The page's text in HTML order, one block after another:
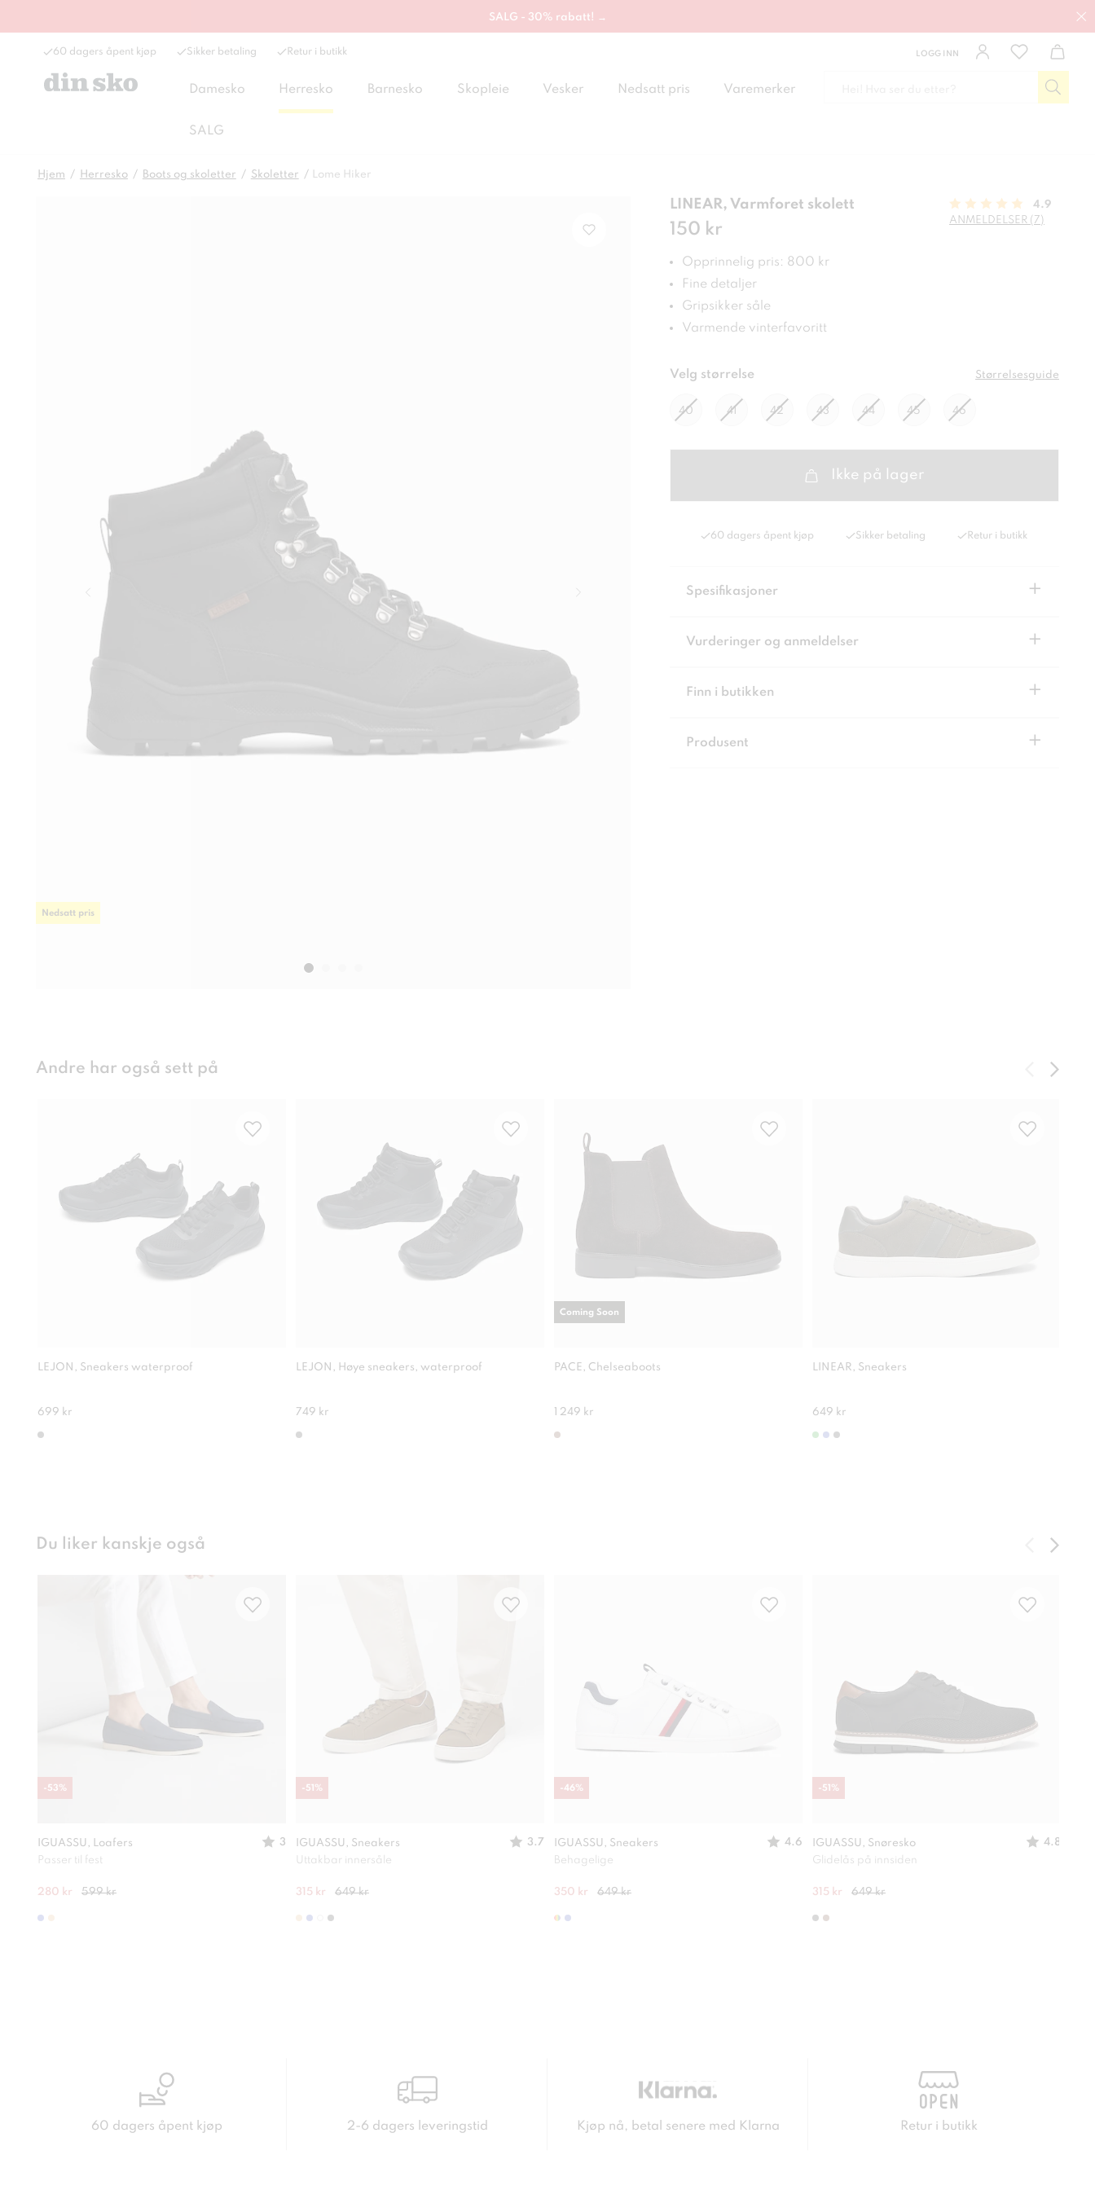
SALG - 30% rabatt! →
60 dagers åpent kjøp Sikker betaling Retur i butikk LOGG INN
Damesko Herresko Barnesko Skopleie Vesker Nedsatt pris Varemerker
SALG
Hjem Herresko Boots og skoletter Skoletter Lome Hiker
Nedsatt pris
LINEAR, Varmforet skolett
Pris: 150 kr
150 kr
4.9
ANMELDELSER (7)
Opprinnelig pris: 800 kr
Fine detaljer
Gripsikker såle
Varmende vinterfavoritt
Velg størrelse Størrelsesguide
40 41 42 43 44 45 46
Ikke på lager
60 dagers åpent kjøp Sikker betaling Retur i butikk
Spesifikasjoner +
Vurderinger og anmeldelser +
Finn i butikken +
Produsent +
Andre har også sett på
LEJON, Sneakers waterproof
699 kr
LEJON, Høye sneakers, waterproof
749 kr
PACE, Chelseaboots
1 249 kr
Coming Soon
LINEAR, Sneakers
649 kr
Du liker kanskje også
IGUASSU, Loafers
3
Passer til fest
280 kr 599 kr
-53%
IGUASSU, Sneakers
3.7
Uttakbar innersåle
315 kr 649 kr
-51 %
IGUASSU, Sneakers
4.6
Behagelige
350 kr 649 kr
-46%
IGUASSU, Snøresko
4.8
Glidelås på innsiden
315 kr 649 kr
-51 %
60 dagers åpent kjøp 2-6 dagers leveringstid Kjøp nå, betal senere med Klarna Retur i butikk